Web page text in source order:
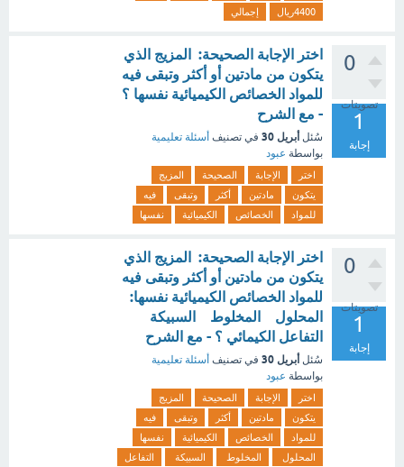
4400ريال
إجمالي
0
تصويتات
1
إجابة
اختر الإجابة الصحيحة: المزيج الذي
يتكون من مادتين أو أكثر وتبقى فيه
للمواد الخصائص الكيميائية نفسها ؟
- مع الشرح
سُئل أبريل 30 في تصنيف أسئلة تعليمية
بواسطة عبود
اختر الإجابة الصحيحة
المزيج
يتكون
مادتين أكثر وتبقى
فيه
للمواد
الخصائص الكيميائية نفسها
0
تصويتات
1
إجابة
اختر الإجابة الصحيحة: المزيج الذي
يتكون من مادتين أو أكثر وتبقى فيه
للمواد الخصائص الكيميائية نفسها:
المحلول المخلوط السبيكة
التفاعل الكيمائي ؟ - مع الشرح
سُئل أبريل 30 في تصنيف أسئلة تعليمية
بواسطة عبود
اختر الإجابة الصحيحة
المزيج
يتكون
مادتين أكثر وتبقى
فيه
للمواد
الخصائص الكيميائية
نفسها
المحلول
المخلوط السبيكة
التفاعل